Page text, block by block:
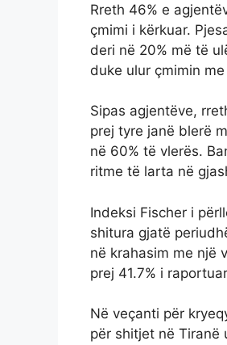
Rreth 46% e
çmimi i kërkuar.
deri në 20% më të
duke ulur çmimin
Sipas agjentëve,
prej tyre janë blerë
në 60% të vlerës.
ritme të larta në
Indeksi Fischer i
shitura gjatë
në krahasim me një
prej 41.7% i
Në veçanti për
për shitjet në Tiranë